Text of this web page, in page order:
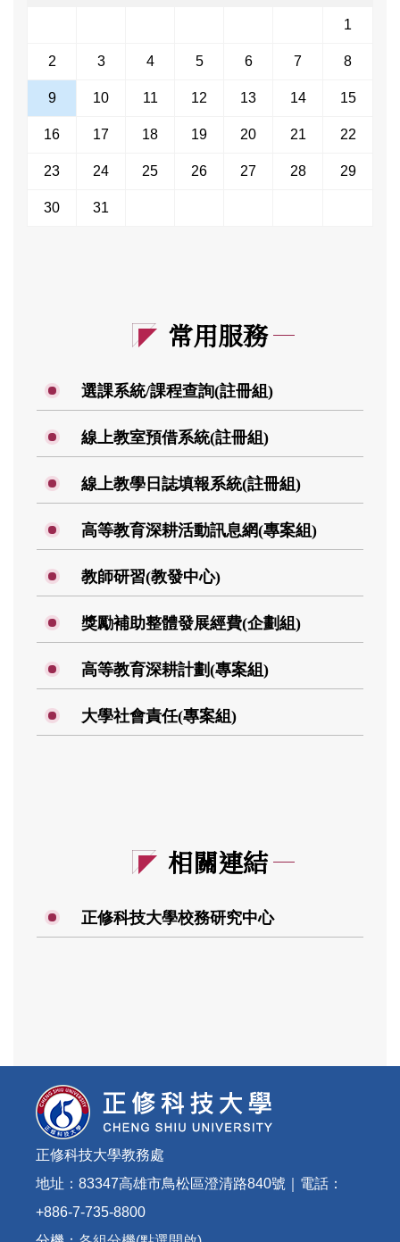
1
2 3 4 5 6 7 8
9 10 11 12 13 14 15
16 17 18 19 20 21 22
23 24 25 26 27 28 29
30 31
常用服務
選課系統/課程查詢(註冊組)
線上教室預借系統(註冊組)
線上教學日誌填報系統(註冊組)
高等教育深耕活動訊息網(專案組)
教師研習(教發中心)
獎勵補助整體發展經費(企劃組)
高等教育深耕計劃(專案組)
大學社會責任(專案組)
相關連結
正修科技大學校務研究中心
正修科技大學教務處
地址：83347高雄市鳥松區澄清路840號｜電話：
+886-7-735-8800